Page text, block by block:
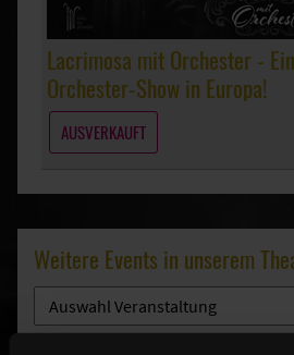
Lacrimosa mit Orchester -
Orchester-Show in Europa!
AUSVERKAUFT
Weitere Events in unserem